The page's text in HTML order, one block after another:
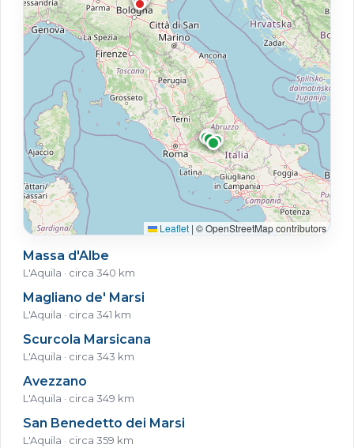
Leaflet | © OpenStreetMap contributors
Massa d'Albe
L'Aquila · circa 340 km
Magliano de' Marsi
L'Aquila · circa 341 km
Scurcola Marsicana
L'Aquila · circa 343 km
Avezzano
L'Aquila · circa 349 km
San Benedetto dei Marsi
L'Aquila · circa 359 km